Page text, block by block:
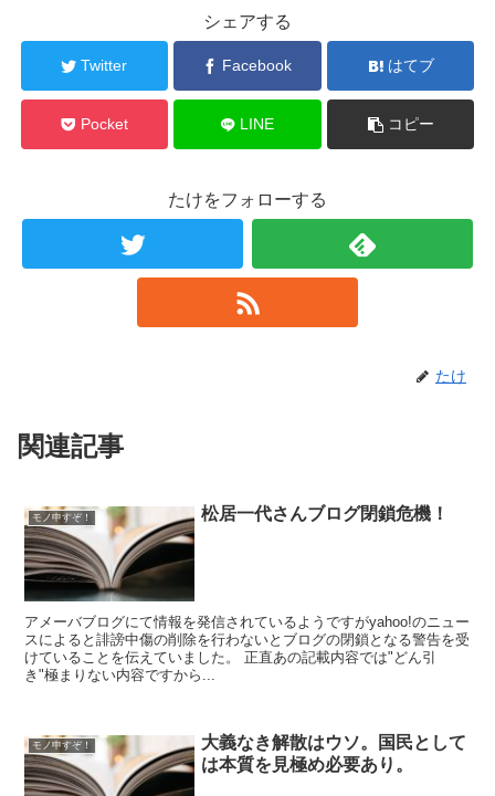
シェアする
Twitter Facebook はてブ
Pocket LINE コピー
たけをフォローする
たけ
関連記事
モノ申すぞ！ 松居一代さんブログ閉鎖危機！
アメーバブログにて情報を発信されているようですがyahoo!のニュー
スによると誹謗中傷の削除を行わないとブログの閉鎖となる警告を受
けていることを伝えていました。 正直あの記載内容では"どん引
き"極まりない内容ですから...
モノ申すぞ！
大義なき解散はウソ。国民として
は本質を見極め必要あり。